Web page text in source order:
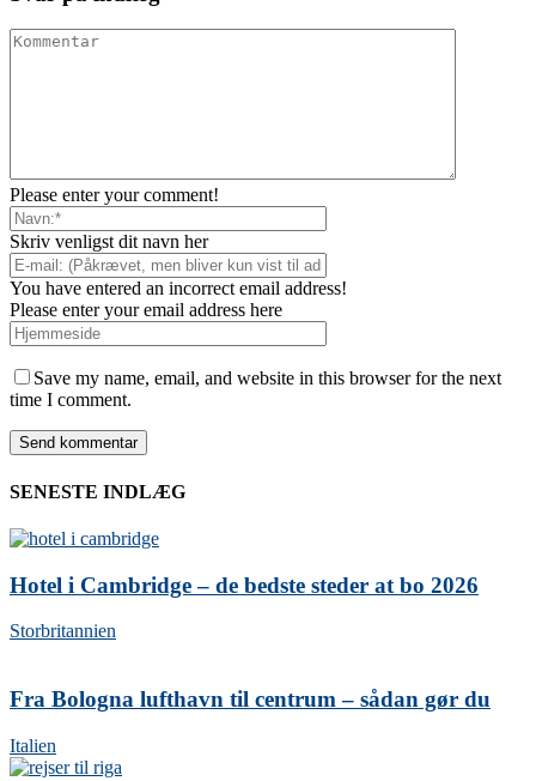
Please enter your comment!
Skriv venligst dit navn her
You have entered an incorrect email address!
Please enter your email address here
Save my name, email, and website in this browser for the next
time I comment.
SENESTE INDLÆG
Hotel i Cambridge – de bedste steder at bo 2026
Storbritannien
Fra Bologna lufthavn til centrum – sådan gør du
Italien